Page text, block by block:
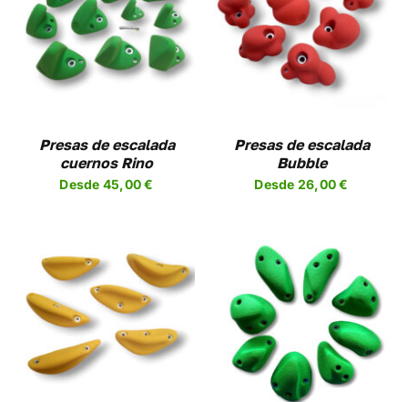
Presas de escalada
cuernos Rino
Desde 45,00€
SELECCIONAR
OPCIONES ESTE
PRODUCTO
TIENE
MÚLTIPLES
OPCIONES
SE
PUEDEN
ELEGIR
DE
PRODUCTO
/
DETALLES
Presas de escalada
Bubble
Desde 26,00€
SELECCIONAR
OPCIONES
PRODUCTO
TIENE
DETALLES